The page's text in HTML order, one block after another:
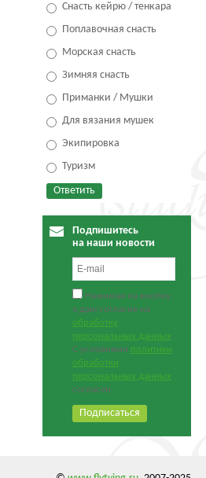
Снасть кейрю / тенкара
Поплавочная снасть
Морская снасть
Зимняя снасть
Приманки / Мушки
Для вязания мушек
Экипировка
Туризм
Подпишитесь
на наши новости
Нажимая на кнопку,
я даю согласие на
обработку
персональных данных.
С условиями политики
обработки
персональных данных
согласен.